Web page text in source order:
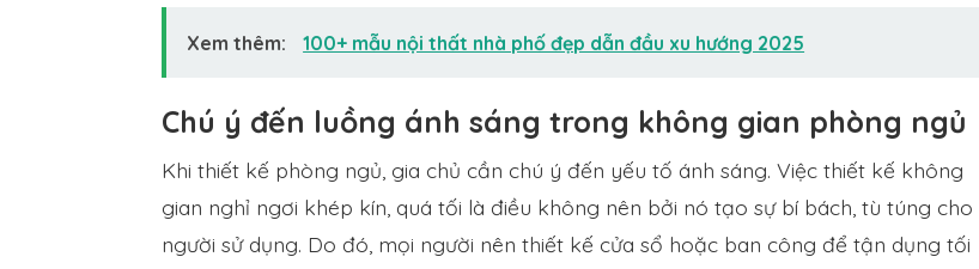
Xem thêm: 100+ mẫu nội thất nhà phố đẹp dẫn đầu xu hướng 2025
Chú ý đến luồng ánh sáng trong không gian phòng ngủ
Khi thiết kế phòng ngủ, gia chủ cần chú ý đến yếu tố ánh sáng. Việc thiết kế không
gian nghỉ ngơi khép kín, quá tối là điều không nên bởi nó tạo sự bí bách, tù túng cho
người sử dụng. Do đó, mọi người nên thiết kế cửa sổ hoặc ban công để tận dụng tối